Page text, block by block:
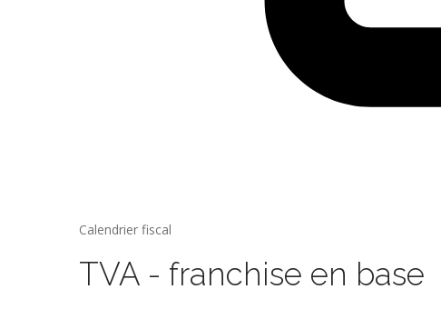
Calendrier fiscal
TVA - franchise en base